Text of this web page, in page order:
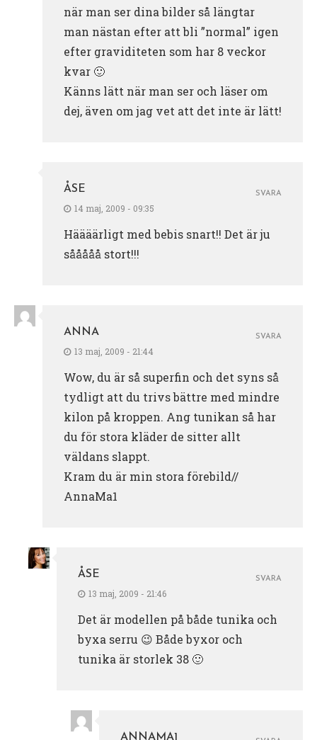
när man ser dina bilder så längtar
man nästan efter att bli ”normal” igen
efter graviditeten som har 8 veckor
kvar 🙂
Känns lätt när man ser och läser om
dej, även om jag vet att det inte är lätt!
ÅSE
14 maj, 2009 - 09:35
Häääärligt med bebis snart!! Det är ju
sååååå stort!!!
SVARA
ANNA
13 maj, 2009 - 21:44
Wow, du är så superfin och det syns så
tydligt att du trivs bättre med mindre
kilon på kroppen. Ang tunikan så har
du för stora kläder de sitter allt
väldans slappt.
Kram du är min stora förebild//
AnnaMa1
SVARA
ÅSE
13 maj, 2009 - 21:46
Det är modellen på både tunika och
byxa serru 😉 Både byxor och
tunika är storlek 38 🙂
SVARA
ANNAMA1